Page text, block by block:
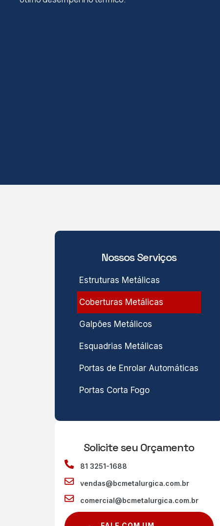
Nossos Serviços
Estruturas Metálicas
Coberturas Metálicas
Galpões Metálicos
Esquadrias Metálicas
Portas de Enrolar Automáticas
Portas Corta Fogo
Solicite seu Orçamento
81 3251-1688
vendas@bcmetalurgica.com.br
comercial@bcmetalurgica.com.br